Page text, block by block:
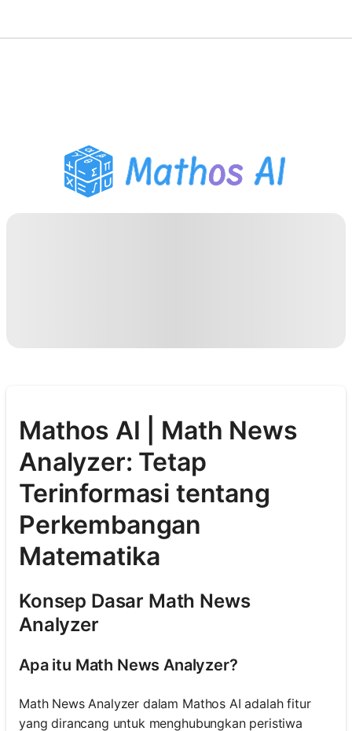
Pembantu PR PDF
Alat Belajar
Mathos AI | Math News
Analyzer: Tetap
Terinformasi tentang
Perkembangan
Matematika
Konsep Dasar Math News
Analyzer
Apa itu Math News Analyzer?
Math News Analyzer dalam Mathos AI adalah fitur
yang dirancang untuk menghubungkan peristiwa